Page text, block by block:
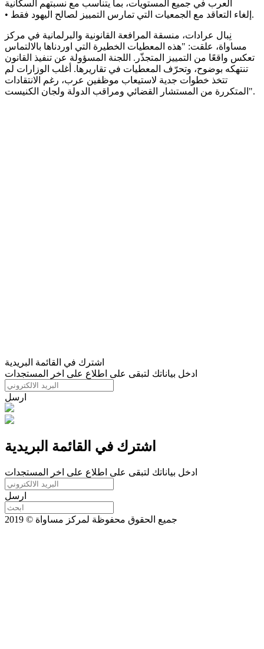
العرب في جميع المستويات، بما يتناسب مع نسبتهم السكانية
• إلغاء التعاقد مع الجمعيات التي تمارس التمييز لصالح اليهود فقط.
نِبال عرادات، منسقة المرافعة القانونية والبرلمانية في مركز
مساواة، علقت: "هذه المعطيات الخطيرة التي اوردناها بالالتماس
تعكس واقعًا من التمييز المتجذّر. اللجنة المسؤولة عن تنفيذ القانون
تنتهكه بوضوح، وتحرّف المعطيات في تقاريرها. أغلب الوزارات لم
تتخذ خطوات جدية لاستيعاب موظفين عرب، رغم الانتقادات
المتكررة من المستشار القضائي ومراقب الدولة ولجان الكنيست".
اشترك في القائمة البريدية
ادخل بياناتك لتبقى على اطلاع على اخر المستجدات
ارسل
اشترك في القائمة البريدية
ادخل بياناتك لتبقى على اطلاع على اخر المستجدات
ارسل
جميع الحقوق محفوظة لمركز مساواة © 2019